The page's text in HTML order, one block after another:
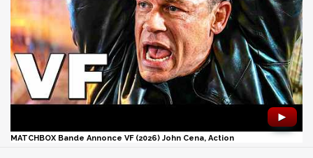
►
MATCHBOX Bande Annonce VF (2026) John Cena, Action